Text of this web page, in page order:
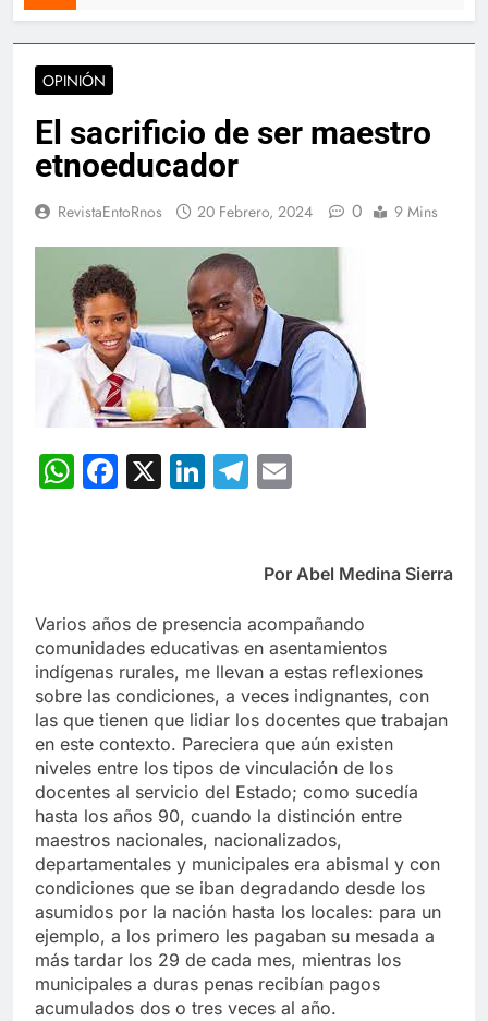
OPINIÓN
El sacrificio de ser maestro
etnoeducador
RevistaEntoRnos 20 Febrero, 2024 0 9 Mins
WhatsApp
Facebook
X LinkedIn
Telegram
Por Abel Medina Sierra
Varios años de presencia acompañando
comunidades educativas en asentamientos
indígenas rurales, me llevan a estas reflexiones
sobre las condiciones, a veces indignantes, con
las que tienen que lidiar los docentes que trabajan
en este contexto. Pareciera que aún existen
niveles entre los tipos de vinculación de los
docentes al servicio del Estado; como sucedía
hasta los años 90, cuando la distinción entre
maestros nacionales, nacionalizados,
departamentales y municipales era abismal y con
condiciones que se iban degradando desde los
asumidos por la nación hasta los locales: para un
ejemplo, a los primero les pagaban su mesada a
más tardar los 29 de cada mes, mientras los
municipales a duras penas recibían pagos
acumulados dos o tres veces al año.